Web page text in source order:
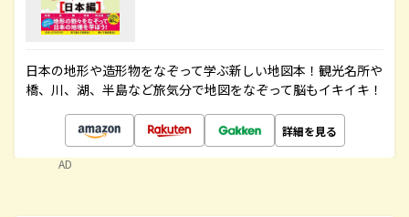
日本の地形や造形物をなぞって学ぶ新しい地図本！観光名所や
橋、川、湖、半島など旅気分で地図をなぞって脳もイキイキ！
詳細を見る
AD